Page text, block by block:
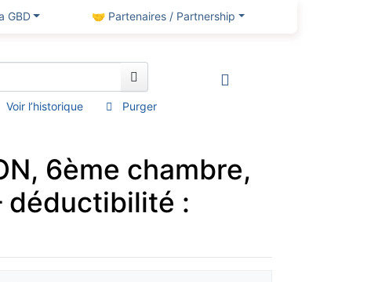
GBD 🤝 Partenaires / Partnership
Voir l’historique Purger
6ème chambre,
déductibilité :